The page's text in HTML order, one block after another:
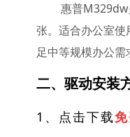
惠普M329dw
张。适合办公室
足中等规模办公需
二、驱动安装
1、点击下载